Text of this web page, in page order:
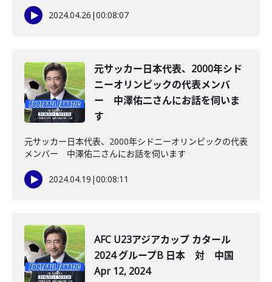
2024.04.26 |00:08:07
元サッカー日本代表、2000年シド
ニーオリンピックの代表メンバ
ー 中澤佑二さんにお話を伺いま
す
元サッカー日本代表、2000年シドニーオリンピックの代表
メンバー 中澤佑二さんにお話を伺います
2024.04.19 |00:08:11
AFC U23アジアカップ カタール
2024 グループB 日本 対 中国
Apr 12, 2024